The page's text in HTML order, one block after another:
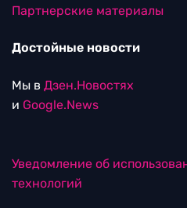
Партнерские материалы
Достойные новости
Мы в Дзен.Новостях
и Google.News
Уведомление об
технологий